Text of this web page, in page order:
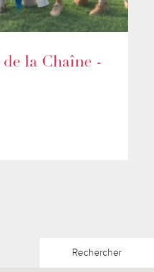
la Chaîne -
Rechercher